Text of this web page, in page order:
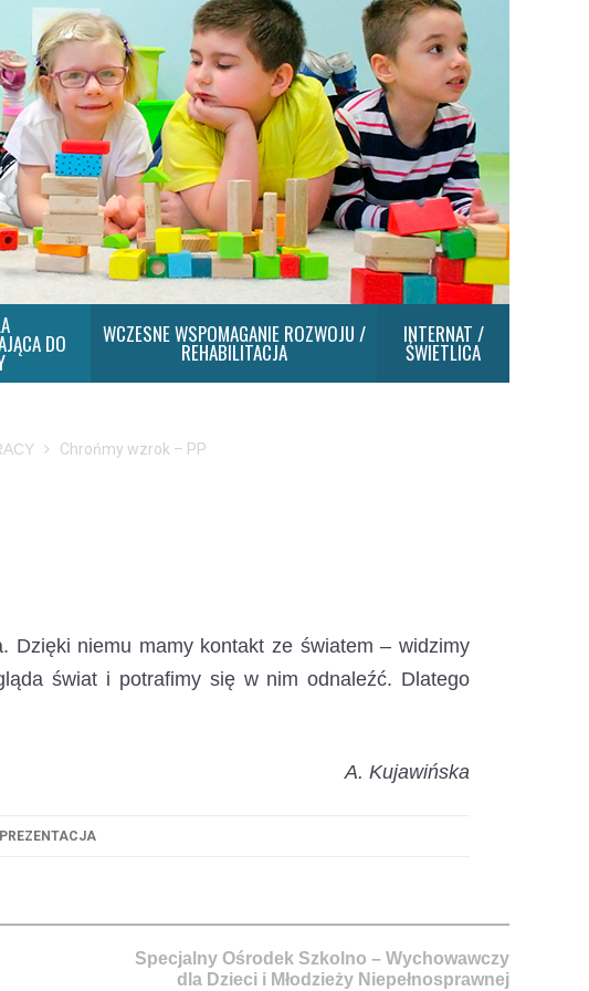
DO WCZESNE WSPOMAGANIE ROZWOJU /
REHABILITACJA
INTERNAT /
ŚWIETLICA
Chrońmy wzrok – PP
Dzięki niemu mamy kontakt ze światem – widzimy
świat i potrafimy się w nim odnaleźć. Dlatego
A. Kujawińska
Specjalny Ośrodek Szkolno – Wychowawczy
dla Dzieci i Młodzieży Niepełnosprawnej